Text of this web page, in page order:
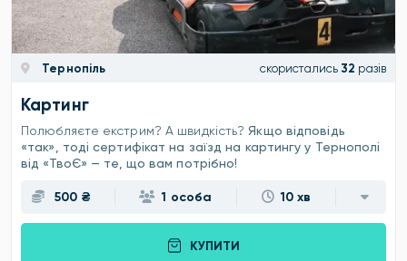
Тернопіль скористались 32 разів
Картинг
Полюбляєте екстрим? А швидкість?Якщо відповідь
«так», тоді сертифікат на заїзд на картингу у Тернополі
від «ТвоЄ» — те, що вам потрібно!
500 ₴ 1 особа 10 хв
КУПИТИ